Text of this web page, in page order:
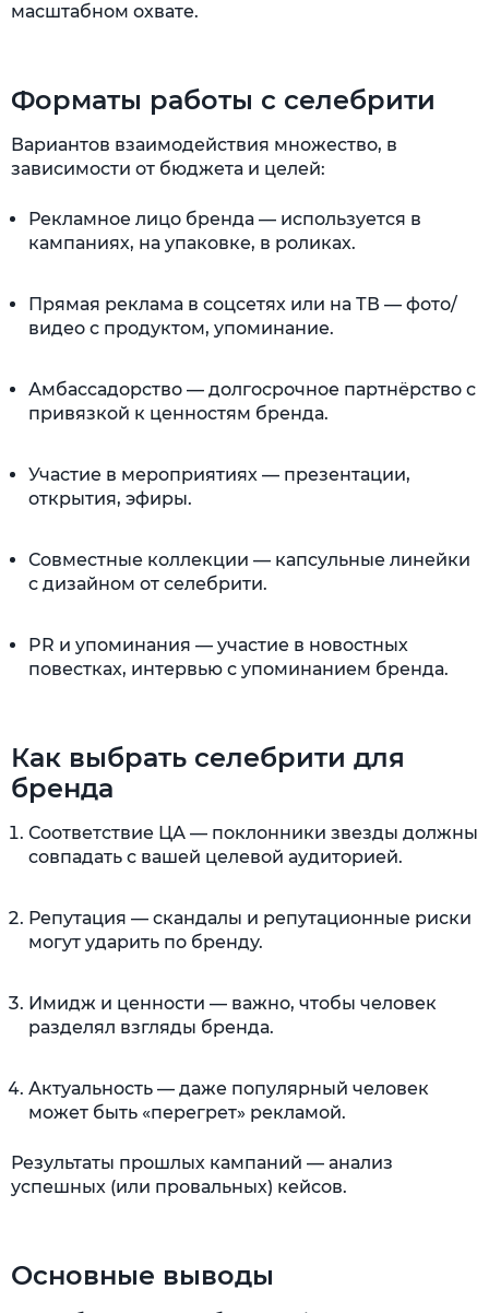
масштабном охвате.
Форматы работы с селебрити
Вариантов взаимодействия множество, в
зависимости от бюджета и целей:
Рекламное лицо бренда — используется в
кампаниях, на упаковке, в роликах.
Прямая реклама в соцсетях или на ТВ — фото/
видео с продуктом, упоминание.
Амбассадорство — долгосрочное партнёрство с
привязкой к ценностям бренда.
Участие в мероприятиях — презентации,
открытия, эфиры.
Совместные коллекции — капсульные линейки
с дизайном от селебрити.
PR и упоминания — участие в новостных
повестках, интервью с упоминанием бренда.
Как выбрать селебрити для
бренда
Соответствие ЦА — поклонники звезды должны
совпадать с вашей целевой аудиторией.
Репутация — скандалы и репутационные риски
могут ударить по бренду.
Имидж и ценности — важно, чтобы человек
разделял взгляды бренда.
Актуальность — даже популярный человек
может быть «перегрет» рекламой.
Результаты прошлых кампаний — анализ
успешных (или провальных) кейсов.
Основные выводы